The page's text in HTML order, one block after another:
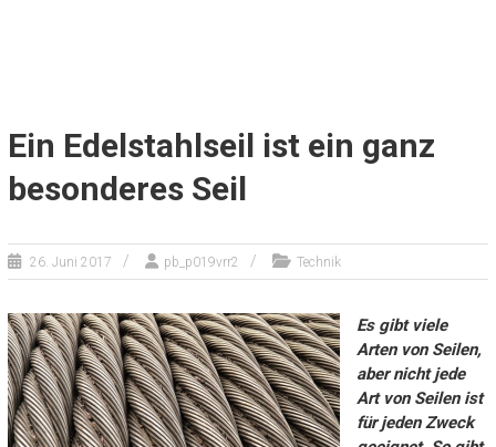
Ein Edelstahlseil ist ein ganz
besonderes Seil
26. Juni 2017 pb_p019vrr2 Technik
Es gibt viele
Arten von Seilen,
aber nicht jede
Art von Seilen ist
für jeden Zweck